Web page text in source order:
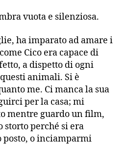
vuota e silenziosa.
ha imparato ad amare i
Cico era capace di
a dispetto di ogni
animali. Si è
me. Ci manca la sua
per la casa; mi
mentre guardo un film,
perché si era
posto, o inciamparmi